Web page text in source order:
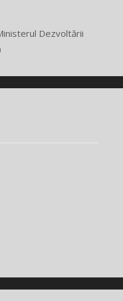
Dezvoltării